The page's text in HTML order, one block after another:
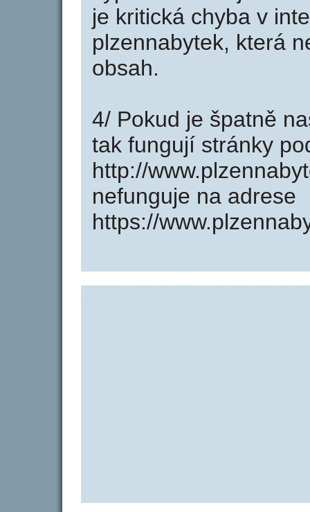
je kritická chyba v
plzennabytek, která
obsah.
4/ Pokud je špatně
tak fungují stránky
http://
nefunguje na adrese
https://